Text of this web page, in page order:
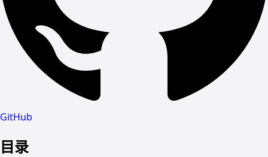
GitHub
目录